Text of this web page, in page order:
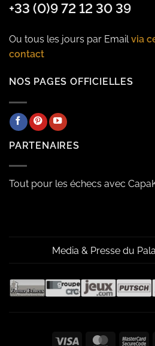
+33 (0)9 72 12 30 39
Ou tous les jours par Emailvia
contact
NOS PAGES OFFICIELLES
PARTENAIRES
Tout pour les échecs avec
Media & Presse du
Visa